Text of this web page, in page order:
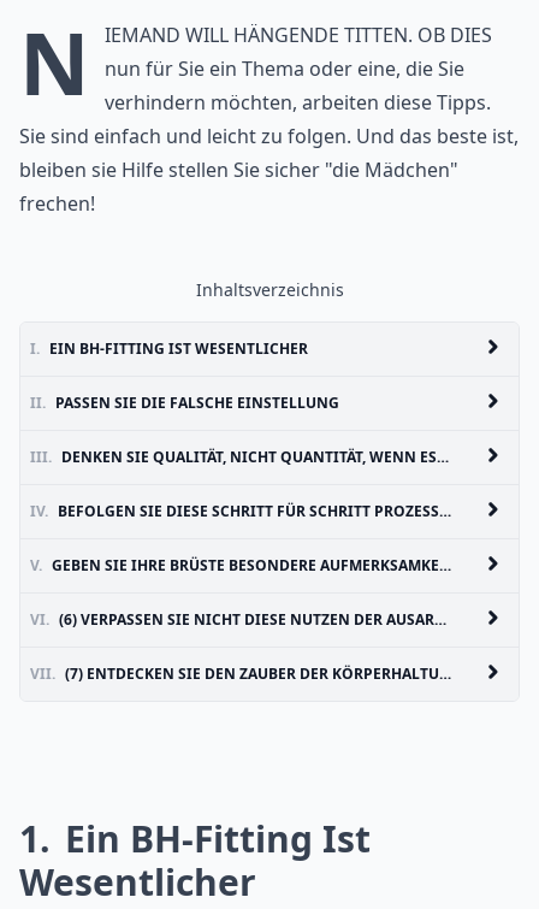
N
iemand will hängende Titten. Ob dies
nun für Sie ein Thema oder eine, die Sie
verhindern möchten, arbeiten diese Tipps.
Sie sind einfach und leicht zu folgen. Und das beste ist,
bleiben sie Hilfe stellen Sie sicher "die Mädchen"
frechen!
Inhaltsverzeichnis
I. EIN BH-FITTING IST WESENTLICHER
II. PASSEN SIE DIE FALSCHE EINSTELLUNG
III. DENKEN SIE QUALITÄT, NICHT QUANTITÄT, WENN ES DARUM GEHT, BHS
IV. BEFOLGEN SIE DIESE SCHRITT FÜR SCHRITT PROZESS, DER AUF IHREN BH
V. GEBEN SIE IHRE BRÜSTE BESONDERE AUFMERKSAMKEIT WÄHREND DER SCHWANGERSCHAFT
VI. (6) VERPASSEN SIE NICHT DIESE NUTZEN DER AUSARBEITUNG
VII. (7) ENTDECKEN SIE DEN ZAUBER DER KÖRPERHALTUNG
1
Ein BH-Fitting Ist
Wesentlicher